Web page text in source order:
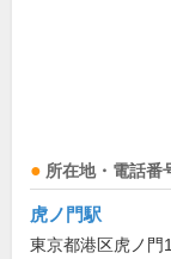
所在地・電話番
虎ノ門駅
東京都港区虎ノ門